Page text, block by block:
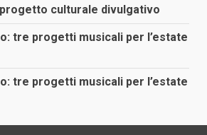
culturale divulgativo
tre progetti musicali per l’estate
tre progetti musicali per l’estate